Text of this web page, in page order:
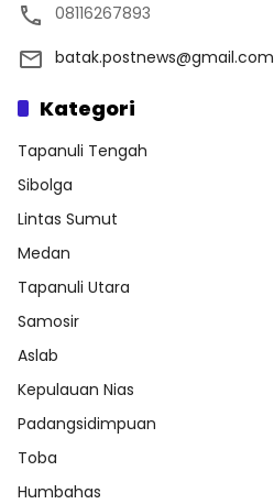
08116267893
batak.postnews@gmail.com
Kategori
Tapanuli Tengah
Sibolga
Lintas Sumut
Medan
Tapanuli Utara
Samosir
Aslab
Kepulauan Nias
Padangsidimpuan
Toba
Humbahas